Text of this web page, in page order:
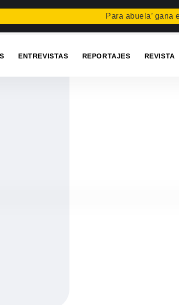
Para abuela’ gana el
ENTREVISTAS REPORTAJES REVISTA